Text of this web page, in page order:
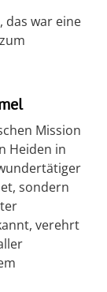
das war eine
Mission
Heiden in
sondern
verehrt